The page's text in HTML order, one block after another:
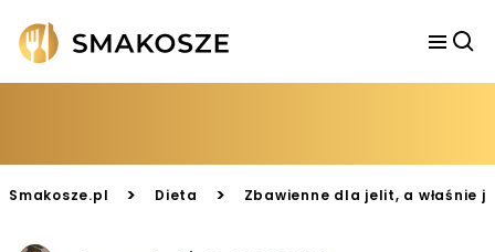
Smakosze.pl > Dieta > Zbawienne dla jelit, a właśnie